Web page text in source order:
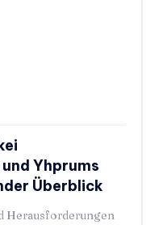
Yhprums
Überblick
Herausforderungen